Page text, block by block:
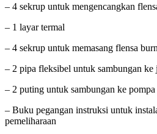
– 4 sekrup untuk mengencangkan
– 1 layar termal
– 4 sekrup untuk memasang flensa
– 2 pipa fleksibel untuk sambungan
– 2 puting untuk sambungan ke pompa
– Buku pegangan instruksi untuk
pemeliharaan